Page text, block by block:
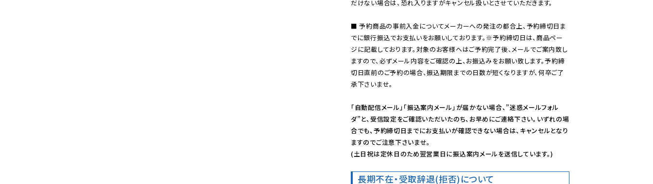
だけない場合は、恐れ入りますがキャンセル扱いとさせていただきます。
■ 予約商品の事前入金についてメーカーへの発注の都合上、予約締切日ま
でに銀行振込でお支払いをお願いしております。※予約締切日は、商品ペー
ジに記載しております。対象のお客様へはご予約完了後、メールでご案内致し
ますので、必ずメール内容をご確認の上、お振込みをお願い致します。予約締
切日直前のご予約の場合、振込期限までの日数が短くなりますが、何卒ご了
承下さいませ。
「自動配信メール」「振込案内メール」が届かない場合、”迷惑メールフォル
ダ”と、受信設定をご確認いただいたのち、お早めにご連絡下さい。いずれの場
合でも、予約締切日までにお支払いが確認できない場合は、キャンセルとなり
ますのでご注意下さいませ。
(土日祝は定休日のため翌営業日に振込案内メールを送信しています。)
長期不在・受取辞退(拒否)について